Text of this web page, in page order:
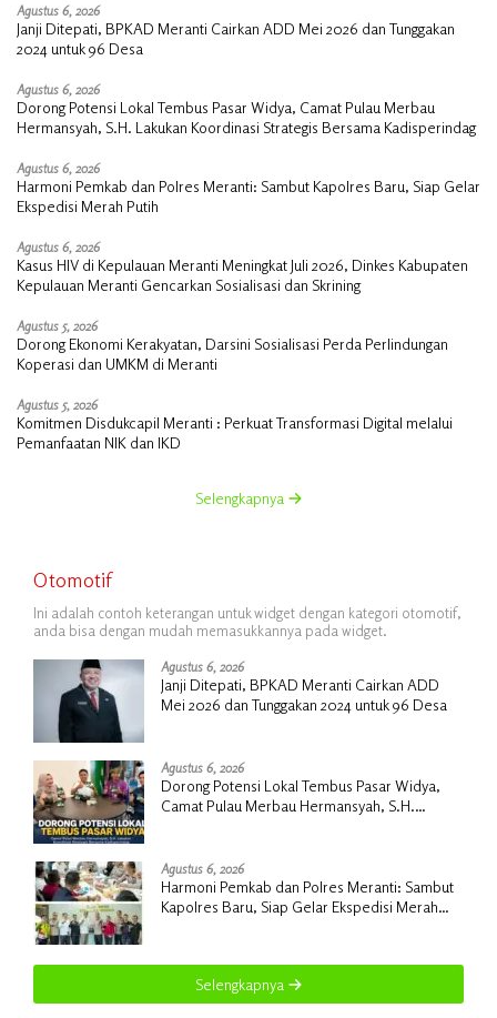
Agustus 6, 2026
Janji Ditepati, BPKAD Meranti Cairkan ADD Mei 2026 dan Tunggakan
2024 untuk 96 Desa
Agustus 6, 2026
Dorong Potensi Lokal Tembus Pasar Widya, Camat Pulau Merbau
Hermansyah, S.H. Lakukan Koordinasi Strategis Bersama Kadisperindag
Agustus 6, 2026
Harmoni Pemkab dan Polres Meranti: Sambut Kapolres Baru, Siap Gelar
Ekspedisi Merah Putih
Agustus 6, 2026
Kasus HIV di Kepulauan Meranti Meningkat Juli 2026, Dinkes Kabupaten
Kepulauan Meranti Gencarkan Sosialisasi dan Skrining
Agustus 5, 2026
Dorong Ekonomi Kerakyatan, Darsini Sosialisasi Perda Perlindungan
Koperasi dan UMKM di Meranti
Agustus 5, 2026
Komitmen Disdukcapil Meranti : Perkuat Transformasi Digital melalui
Pemanfaatan NIK dan IKD
Selengkapnya
Otomotif
Ini adalah contoh keterangan untuk widget dengan kategori otomotif,
anda bisa dengan mudah memasukkannya pada widget.
Agustus 6, 2026
Janji Ditepati, BPKAD Meranti Cairkan ADD
Mei 2026 dan Tunggakan 2024 untuk 96 Desa
Agustus 6, 2026
Dorong Potensi Lokal Tembus Pasar Widya,
Camat Pulau Merbau Hermansyah, S.H.
Agustus 6, 2026
Harmoni Pemkab dan Polres Meranti: Sambut
Kapolres Baru, Siap Gelar Ekspedisi Merah
Selengkapnya